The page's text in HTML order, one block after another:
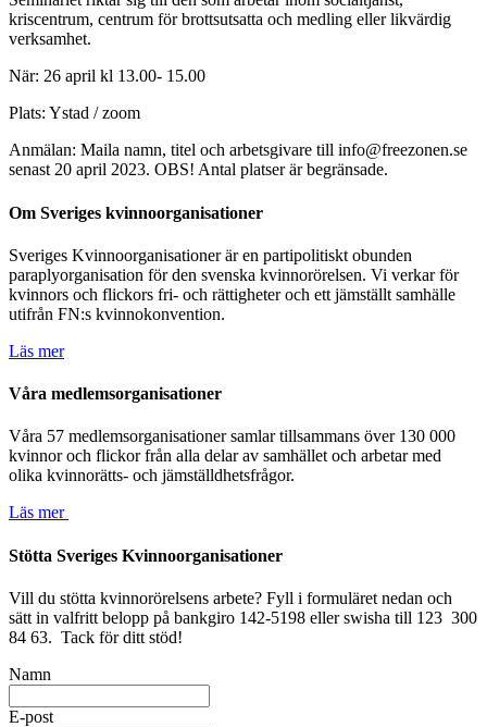
kriscentrum, centrum för brottsutsatta och medling eller likvärdig
verksamhet.
När: 26 april kl 13.00- 15.00
Plats: Ystad / zoom
Anmälan: Maila namn, titel och arbetsgivare till info@freezonen.se
senast 20 april 2023. OBS! Antal platser är begränsade.
Om Sveriges kvinnoorganisationer
Sveriges Kvinnoorganisationer är en partipolitiskt obunden
paraplyorganisation för den svenska kvinnorörelsen. Vi verkar för
kvinnors och flickors fri- och rättigheter och ett jämställt samhälle
utifrån FN:s kvinnokonvention.
Läs mer
Våra medlemsorganisationer
Våra 57 medlemsorganisationer samlar tillsammans över 130 000
kvinnor och flickor från alla delar av samhället och arbetar med
olika kvinnorätts- och jämställdhetsfrågor.
Läs mer
Stötta Sveriges Kvinnoorganisationer
Vill du stötta kvinnorörelsens arbete? Fyll i formuläret nedan och
sätt in valfritt belopp på bankgiro 142-5198 eller swisha till 123 300
84 63. Tack för ditt stöd!
Namn
E-post